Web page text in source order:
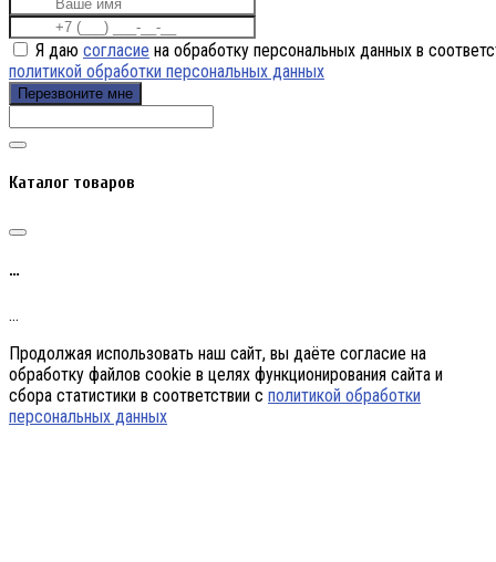
Я даю согласие на обработку персональных данных в
политикой обработки персональных данных
Перезвоните мне
Каталог товаров
…
…
Продолжая использовать наш сайт, вы даёте согласие на
обработку файлов cookie в целях функционирования сайта и
сбора статистики в соответствии с политикой обработки
персональных данных